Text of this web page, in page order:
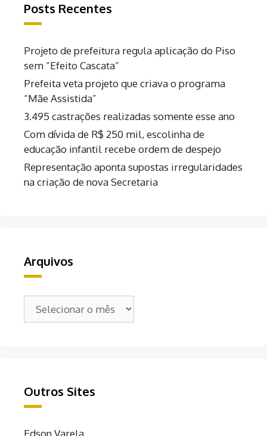
Posts Recentes
Projeto de prefeitura regula aplicação do Piso
sem “Efeito Cascata”
Prefeita veta projeto que criava o programa
“Mãe Assistida”
3.495 castrações realizadas somente esse ano
Com dívida de R$ 250 mil, escolinha de
educação infantil recebe ordem de despejo
Representação aponta supostas irregularidades
na criação de nova Secretaria
Arquivos
Arquivos
Outros Sites